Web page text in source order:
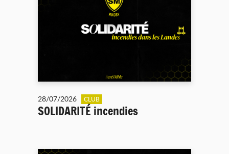
28/07/2026 CLUB
SOLIDARITÉ incendies